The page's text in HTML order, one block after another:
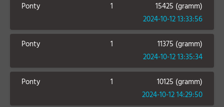
Ponty 1
15425 (gramm)
2024-10-12 13:33:56
Ponty 1
11375 (gramm)
2024-10-12 13:35:34
Ponty 1
10125 (gramm)
2024-10-12 14:29:50